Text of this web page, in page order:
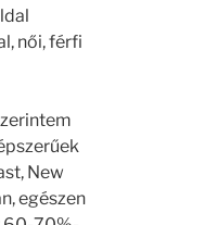
női, férfi
New
egészen